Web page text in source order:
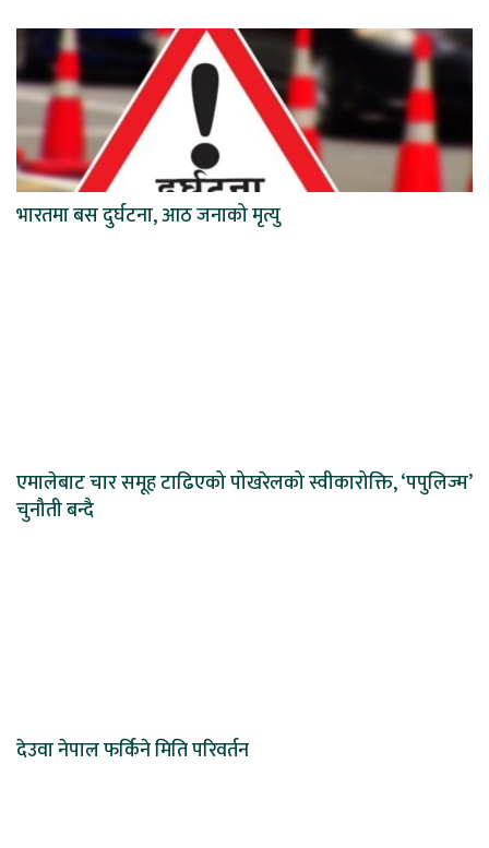
भारतमा बस दुर्घटना, आठ जनाको मृत्यु
एमालेबाट चार समूह टाढिएको पोखरेलको स्वीकारोक्ति, ‘पपुलिज्म’
चुनौती बन्दै
देउवा नेपाल फर्किने मिति परिवर्तन